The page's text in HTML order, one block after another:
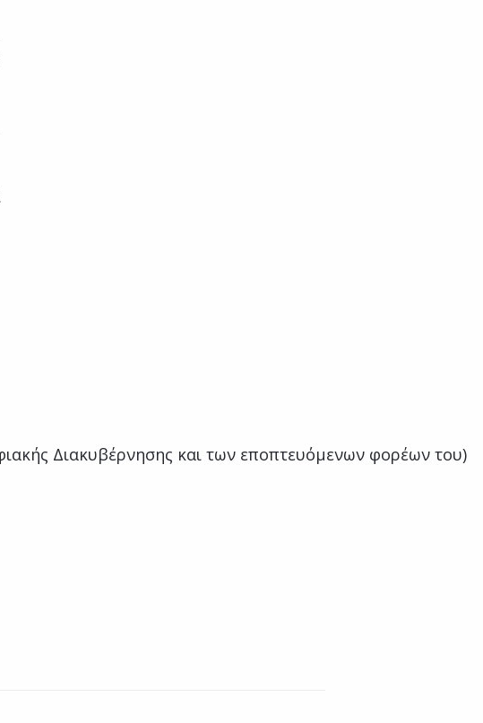
Διακυβέρνησης και των εποπτευόμενων φορέων του)